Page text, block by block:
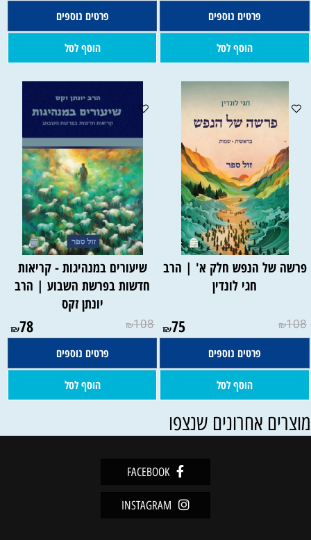
פרטים נוספים
הוסף לסל
פרטים נוספים
הוסף לסל
פרשה של הנפש חלק א' | הרב
חגי לונדין
₪108
₪75
פרטים נוספים
הוסף לסל
שיעורים במנהיגות - קריאות
חדשות בפרשת השבוע | הרב
יונתן זקס
₪108
₪78
פרטים נוספים
הוסף לסל
אחרונים שנצפו
FACEBOOK
INSTAGRAM